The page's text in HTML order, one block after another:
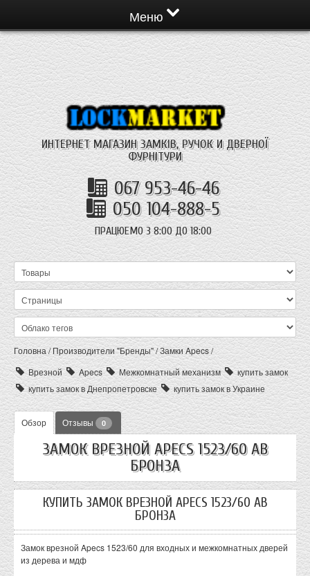
Меню
ИНТЕРНЕТ МАГАЗИН ЗАМКІВ, РУЧОК И ДВЕРНОЇ
ФУРНІТУРИ
067 953-46-46
050 104-888-5
ПРАЦЮЕМО З 8:00 ДО 18:00
Головна/Производители "Бренды"/Замки Apecs/
Врезной
Apecs Межкомнатный механизм
купить замок
купить замок в Днепропетровске
купить замок в Украине
Обзор Отзывы 0
ЗАМОК ВРЕЗНОЙ APECS 1523/60 АВ
БРОНЗА
КУПИТЬ ЗАМОК ВРЕЗНОЙ APECS 1523/60 АВ
БРОНЗА
Замок врезной Apecs 1523/60 для входных и межкомнатных дверей
из дерева и мдф